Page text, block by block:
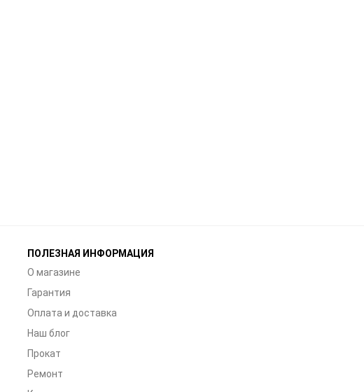
ПОЛЕЗНАЯ ИНФОРМАЦИЯ
О магазине
Гарантия
Оплата и доставка
Наш блог
Прокат
Ремонт